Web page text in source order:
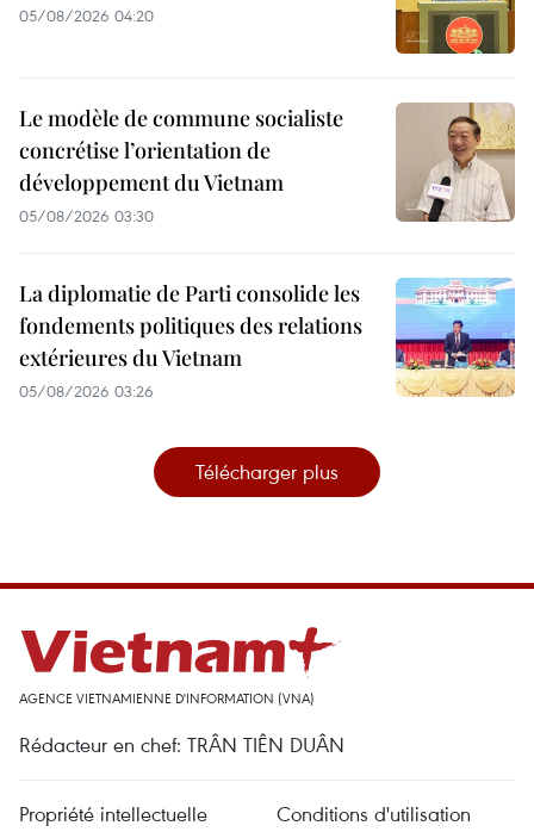
05/08/2026 04:20
Le modèle de commune socialiste
concrétise l’orientation de
développement du Vietnam
05/08/2026 03:30
La diplomatie de Parti consolide les
fondements politiques des relations
extérieures du Vietnam
05/08/2026 03:26
Télécharger plus
AGENCE VIETNAMIENNE D'INFORMATION (VNA)
Rédacteur en chef: TRÂN TIÊN DUÂN
Propriété intellectuelle Conditions d'utilisation